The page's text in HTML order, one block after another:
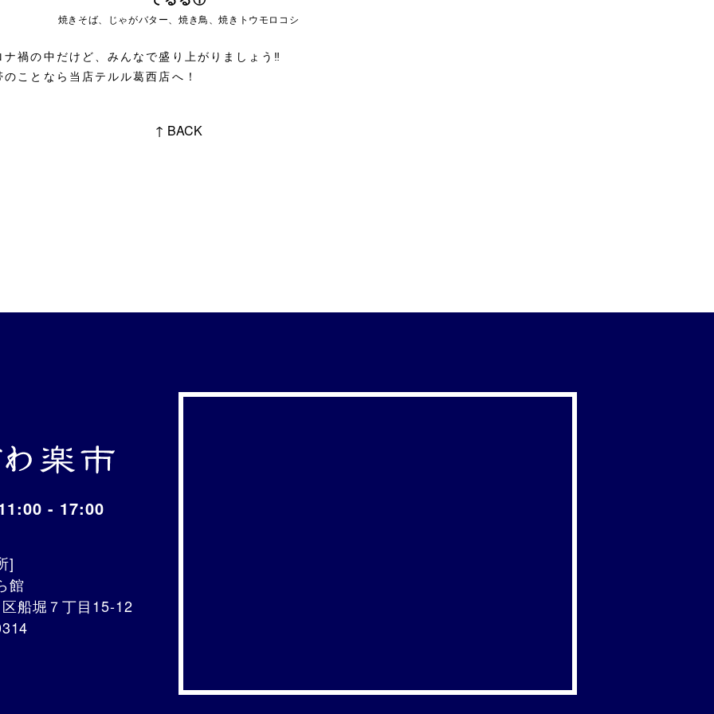
焼きそば、じゃがバター、焼き鳥、焼きトウモロコシ
ナ禍の中だけど、みんなで盛り上がりましょう‼
のことなら当店テルル葛西店へ！
↑ BACK
- 17:00
]
館
船堀７丁目15-12